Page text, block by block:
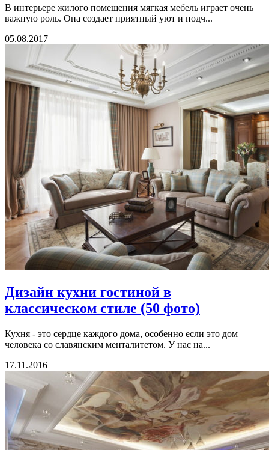
В интерьере жилого помещения мягкая мебель играет очень
важную роль. Она создает приятный уют и подч...
05.08.2017
Дизайн кухни гостиной в
классическом стиле (50 фото)
Кухня - это сердце каждого дома, особенно если это дом
человека со славянским менталитетом. У нас на...
17.11.2016